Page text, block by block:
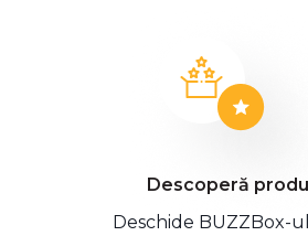
Descoperă
Deschide BUZZBox-